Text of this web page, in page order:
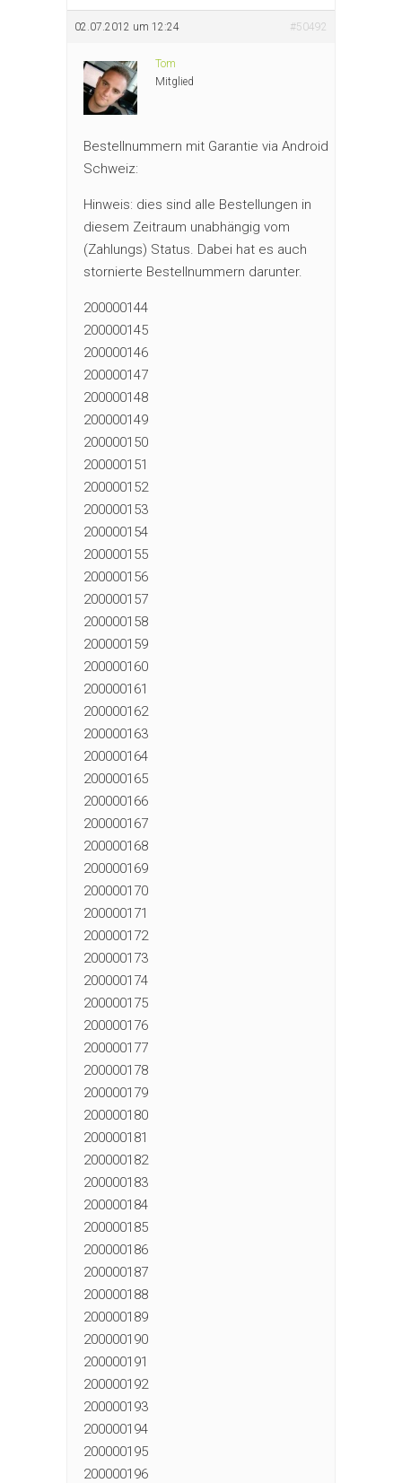
02.07.2012 um 12:24 #50492
Tom
Mitglied
Bestellnummern mit Garantie via Android
Schweiz:
Hinweis: dies sind alle Bestellungen in
diesem Zeitraum unabhängig vom
(Zahlungs) Status. Dabei hat es auch
stornierte Bestellnummern darunter.
200000144
200000145
200000146
200000147
200000148
200000149
200000150
200000151
200000152
200000153
200000154
200000155
200000156
200000157
200000158
200000159
200000160
200000161
200000162
200000163
200000164
200000165
200000166
200000167
200000168
200000169
200000170
200000171
200000172
200000173
200000174
200000175
200000176
200000177
200000178
200000179
200000180
200000181
200000182
200000183
200000184
200000185
200000186
200000187
200000188
200000189
200000190
200000191
200000192
200000193
200000194
200000195
200000196